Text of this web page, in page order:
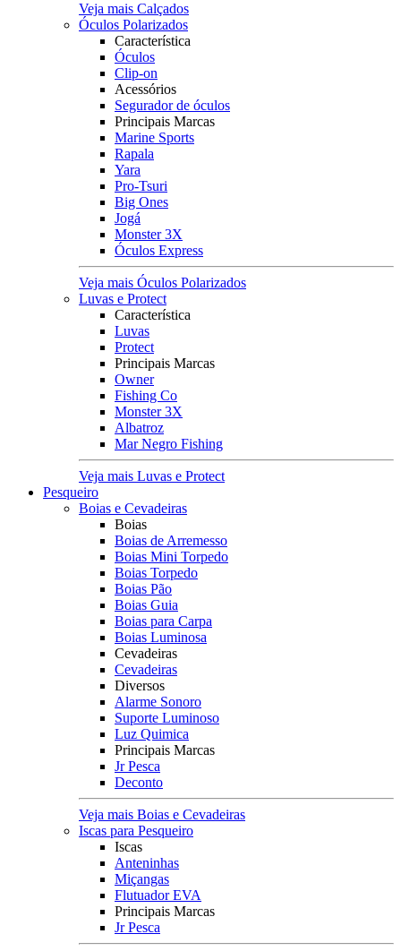
Veja mais Calçados
Óculos Polarizados
Característica
Óculos
Clip-on
Acessórios
Segurador de óculos
Principais Marcas
Marine Sports
Rapala
Yara
Pro-Tsuri
Big Ones
Jogá
Monster 3X
Óculos Express
Veja mais Óculos Polarizados
Luvas e Protect
Característica
Luvas
Protect
Principais Marcas
Owner
Fishing Co
Monster 3X
Albatroz
Mar Negro Fishing
Veja mais Luvas e Protect
Pesqueiro
Boias e Cevadeiras
Boias
Boias de Arremesso
Boias Mini Torpedo
Boias Torpedo
Boias Pão
Boias Guia
Boias para Carpa
Boias Luminosa
Cevadeiras
Cevadeiras
Diversos
Alarme Sonoro
Suporte Luminoso
Luz Quimica
Principais Marcas
Jr Pesca
Deconto
Veja mais Boias e Cevadeiras
Iscas para Pesqueiro
Iscas
Anteninhas
Miçangas
Flutuador EVA
Principais Marcas
Jr Pesca